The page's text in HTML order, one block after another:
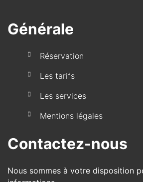
Générale
Réservation
Les tarifs
Les services
Mentions légales
Contactez-nous
Nous sommes à votre disposition